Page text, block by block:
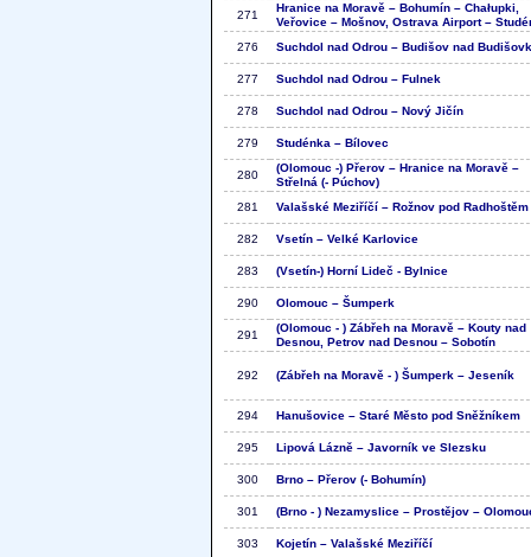
271
Hranice na Moravě – Bohumín – Chałupki,
Veřovice – Mošnov, Ostrava Airport –
276
Suchdol nad Odrou – Budišov nad
277 Suchdol nad Odrou – Fulnek
278 Suchdol nad Odrou – Nový Jičín
279 Studénka – Bílovec
280
(Olomouc -) Přerov – Hranice na Moravě –
Střelná (- Púchov)
281
Valašské Meziříčí – Rožnov pod Radhoštěm
282 Vsetín – Velké Karlovice
283 (Vsetín-) Horní Lideč - Bylnice
290 Olomouc – Šumperk
291
(Olomouc - ) Zábřeh na Moravě – Kouty nad
Desnou, Petrov nad Desnou – Sobotín
292 (Zábřeh na Moravě - ) Šumperk – Jeseník
294 Hanušovice – Staré Město pod Sněžníkem
295 Lipová Lázně – Javorník ve Slezsku
300 Brno – Přerov (- Bohumín)
301 (Brno - ) Nezamyslice – Prostějov –
303 Kojetín – Valašské Meziříčí